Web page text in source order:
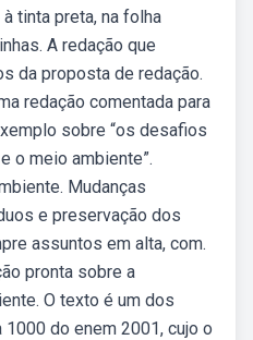
tinta preta, na folha
A redação que
da proposta de redação.
redação comentada para
sobre “os desafios
o meio ambiente”.
Mudanças
e preservação dos
assuntos em alta, com.
pronta sobre a
O texto é um dos
do enem 2001, cujo o